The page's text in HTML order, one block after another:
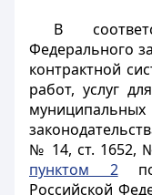
В
Федерального
контрактной
работ, услуг
№ 14, ст. 1652,
пунктом 2
Российской